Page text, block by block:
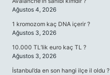
Ağustos 4, 2026
1 kromozom kaç DNA içerir ?
Ağustos 3, 2026
10.000 TL’lik euro kaç TL ?
Ağustos 3, 2026
İstanbul’da en son hangi ilçe il oldu ?